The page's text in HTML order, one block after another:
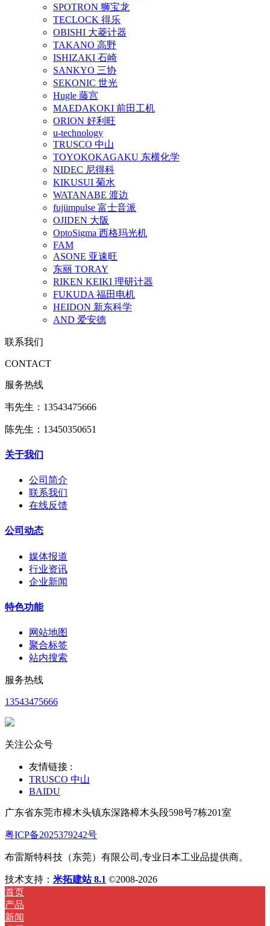
SPOTRON 狮宝龙
TECLOCK 得乐
OBISHI 大菱计器
TAKANO 高野
ISHIZAKI 石崎
SANKYO 三协
SEKONIC 世光
Hugle 藤宫
MAEDAKOKI 前田工机
ORION 好利旺
u-technology
TRUSCO 中山
TOYOKOKAGAKU 东横化学
NIDEC 尼得科
KIKUSUI 菊水
WATANABE 渡边
fujiimpulse 富士音派
OJIDEN 大阪
OptoSigma 西格玛光机
FAM
ASONE 亚速旺
东丽 TORAY
RIKEN KEIKI 理研计器
FUKUDA 福田电机
HEIDON 新东科学
AND 爱安德
联系我们
CONTACT
服务热线
韦先生：13543475666
陈先生：13450350651
关于我们
公司简介
联系我们
在线反馈
公司动态
媒体报道
行业资讯
企业新闻
特色功能
网站地图
聚合标签
站内搜索
服务热线
13543475666
关注公众号
友情链接 :
TRUSCO 中山
BAIDU
广东省东莞市樟木头镇东深路樟木头段598号7栋201室
粤ICP备2025379242号
布雷斯特科技（东莞）有限公司,专业日本工业品提供商。
技术支持： 米拓建站 8.1 ©2008-2026
首页
产品
新闻